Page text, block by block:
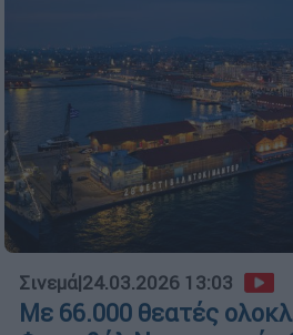
Σινεμά|24.03.2026 13:03
Με 66.000 θεατές